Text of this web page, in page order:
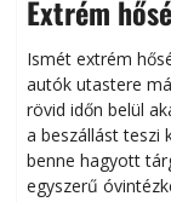
Extrém
Ismét extrém
autók utastere
rövid időn belül
a beszállást teszi
benne hagyott
egyszerű